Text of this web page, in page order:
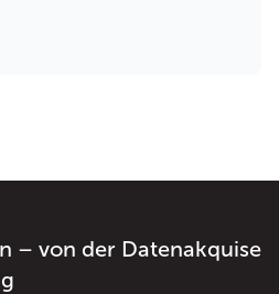
– von der Datenakquise